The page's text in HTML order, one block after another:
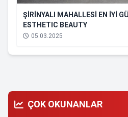
ŞİRİNYALI MAHALLESİ EN İYİ
ESTHETIC BEAUTY
05.03.2025
ÇOK OKUNANLAR